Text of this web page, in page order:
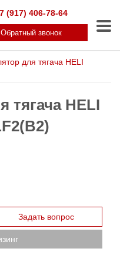
(917) 406-78-64
Обратный звонок
для тягача HELI
тягача HELI
Задать вопрос